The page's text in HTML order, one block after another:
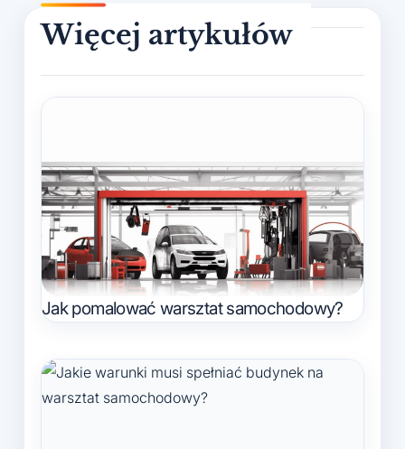
Jak pomalować warsztat samochodowy?